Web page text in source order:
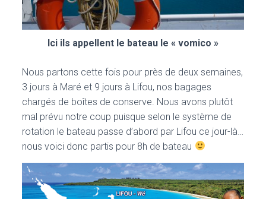
Ici ils appellent le bateau le « vomico »
Nous partons cette fois pour près de deux semaines,
3 jours à Maré et 9 jours à Lifou, nos bagages
chargés de boîtes de conserve. Nous avons plutôt
mal prévu notre coup puisque selon le système de
rotation le bateau passe d’abord par Lifou ce jour-là…
nous voici donc partis pour 8h de bateau